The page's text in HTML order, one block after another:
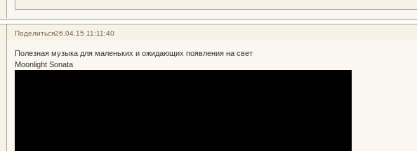
Поделиться26.04.15 11:11:40
Полезная музыка для маленьких и ожидающих появления на свет
Moonlight Sonata